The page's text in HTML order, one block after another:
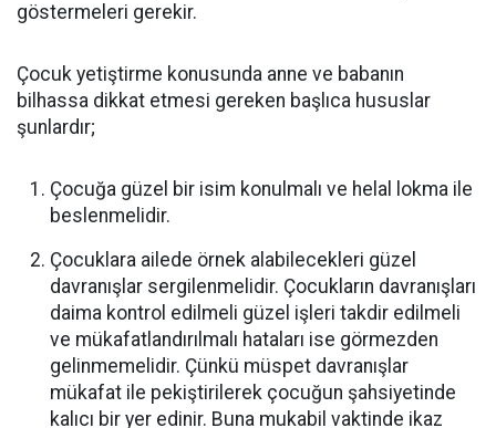
göstermeleri gerekir.
Çocuk yetiştirme konusunda anne ve babanın
bilhassa dikkat etmesi gereken başlıca hususlar
şunlardır;
Çocuğa güzel bir isim konulmalı ve helal lokma ile
beslenmelidir.
Çocuklara ailede örnek alabilecekleri güzel
davranışlar sergilenmelidir. Çocukların davranışları
daima kontrol edilmeli güzel işleri takdir edilmeli
ve mükafatlandırılmalı hataları ise görmezden
gelinmemelidir. Çünkü müspet davranışlar
mükafat ile pekiştirilerek çocuğun şahsiyetinde
kalıcı bir yer edinir. Buna mukabil vaktinde ikaz